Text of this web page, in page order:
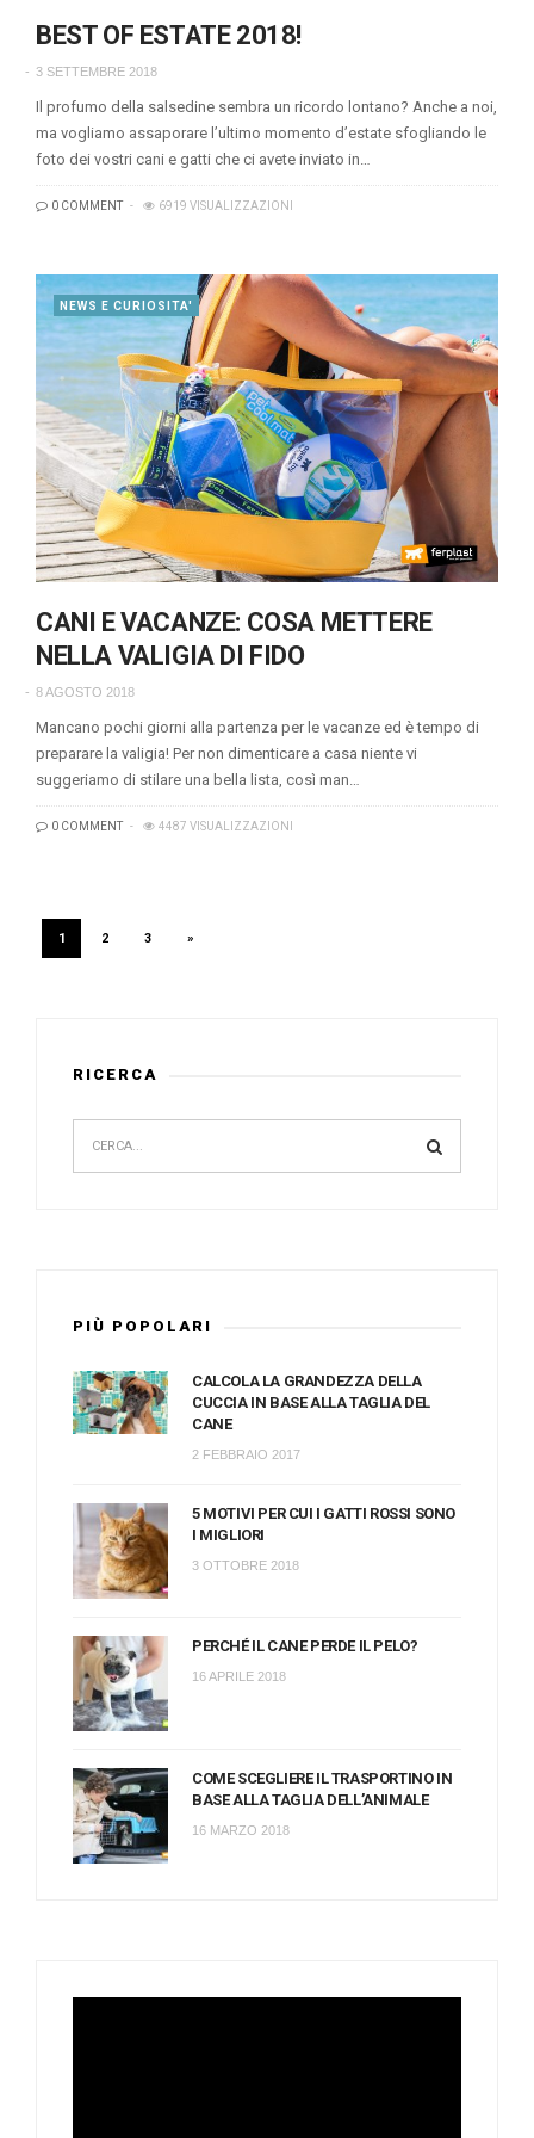
BEST OF ESTATE 2018!
3 SETTEMBRE 2018
Il profumo della salsedine sembra un ricordo lontano? Anche a noi,
ma vogliamo assaporare l’ultimo momento d’estate sfogliando le
foto dei vostri cani e gatti che ci avete inviato in…
0 COMMENT 6919 VISUALIZZAZIONI
NEWS E CURIOSITA'
CANI E VACANZE: COSA METTERE
NELLA VALIGIA DI FIDO
8 AGOSTO 2018
Mancano pochi giorni alla partenza per le vacanze ed è tempo di
preparare la valigia! Per non dimenticare a casa niente vi
suggeriamo di stilare una bella lista, così man…
0 COMMENT 4487 VISUALIZZAZIONI
1 2 3 »
RICERCA
PIÙ POPOLARI
CALCOLA LA GRANDEZZA DELLA
CUCCIA IN BASE ALLA TAGLIA DEL
CANE
2 FEBBRAIO 2017
5 MOTIVI PER CUI I GATTI ROSSI SONO
I MIGLIORI
3 OTTOBRE 2018
PERCHÉ IL CANE PERDE IL PELO?
16 APRILE 2018
COME SCEGLIERE IL TRASPORTINO IN
BASE ALLA TAGLIA DELL’ANIMALE
16 MARZO 2018